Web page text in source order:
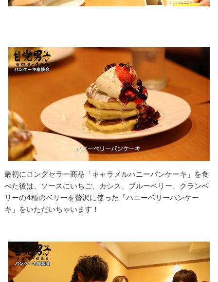
最初にロングセラー商品「キャラメルハニーパンケーキ」を食
べた後は、ソースにいちご、カシス、ブルーベリー、クランベ
リーの4種のベリーを贅沢に使った「ハニーベリーパンケー
キ」をいただいちゃいます！